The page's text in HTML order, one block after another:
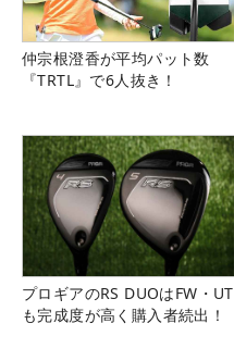
仲宗根澄香が平均パット数
『TRTL』で6人抜き！
プロギアのRS DUOはFW・UT
も完成度が高く購入者続出！